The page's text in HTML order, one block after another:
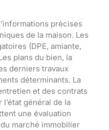
précises
de la maison. Les
(DPE, amiante,
plans du bien, la
derniers travaux
déterminants. La
et des contrats
général de la
une évaluation
marché immobilier